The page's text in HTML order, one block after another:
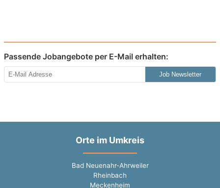
Passende Jobangebote per E-Mail erhalten:
Job Newsletter
Orte im Umkreis
Bad Neuenahr-Ahrweiler
Rheinbach
Meckenheim